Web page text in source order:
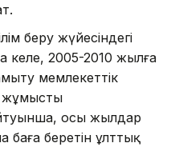
беру жүйесіндегі
келе, 2005-2010 жылға
мемлекеттік
жұмысты
осы жылдар
баға беретін ұлттық